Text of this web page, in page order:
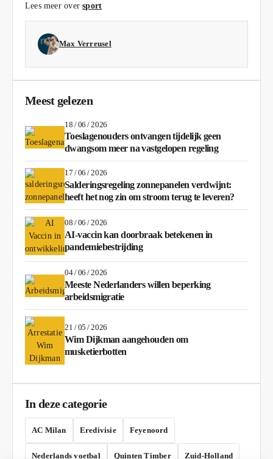
Lees meer oversport
Max Verreusel
Meest gelezen
18 / 06 / 2026
Toeslagenouders ontvangen tijdelijk geen
dwangsom meer na vastgelopen regeling
17 / 06 / 2026
Salderingsregeling zonnepanelen verdwijnt:
heeft het nog zin om stroom terug te leveren?
08 / 06 / 2026
AI-vaccin kan doorbraak betekenen in
pandemiebestrijding
04 / 06 / 2026
Meeste Nederlanders willen beperking
arbeidsmigratie
21 / 05 / 2026
Wim Dijkman aangehouden om
musketierbotten
In deze categorie
AC Milan Eredivisie Feyenoord
Nederlands voetbal Quinten Timber Zuid-Holland